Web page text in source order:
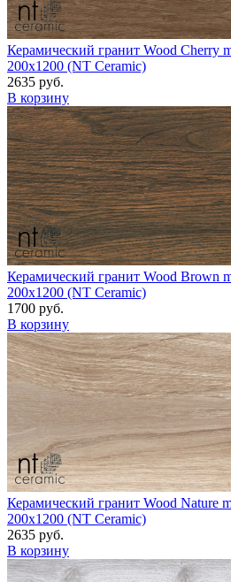
Керамический гранит Wood Cherry
200x1200 (NT Ceramic)
2635 руб.
В корзину
Керамический гранит Wood Brown
200x1200 (NT Ceramic)
1700 руб.
В корзину
Керамический гранит Wood Nature
200x1200 (NT Ceramic)
2635 руб.
В корзину